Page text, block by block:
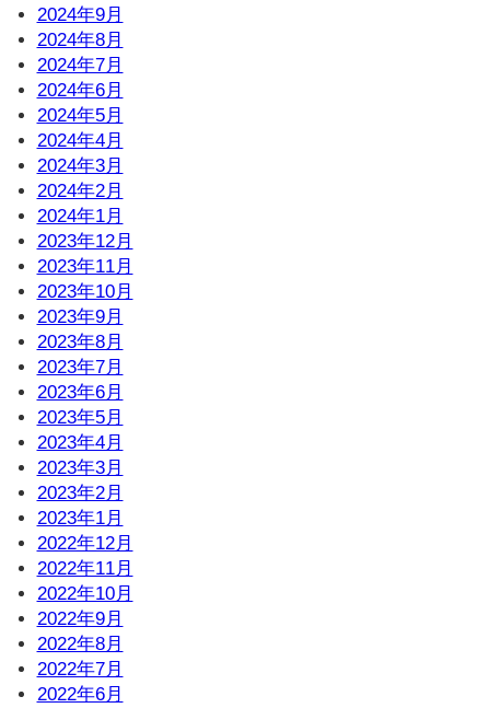
2024年9月
2024年8月
2024年7月
2024年6月
2024年5月
2024年4月
2024年3月
2024年2月
2024年1月
2023年12月
2023年11月
2023年10月
2023年9月
2023年8月
2023年7月
2023年6月
2023年5月
2023年4月
2023年3月
2023年2月
2023年1月
2022年12月
2022年11月
2022年10月
2022年9月
2022年8月
2022年7月
2022年6月